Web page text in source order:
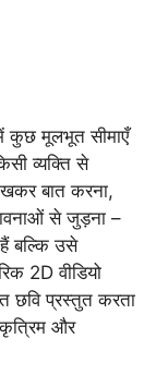
में कुछ मूलभूत सीमाएँ
व्यक्ति से
बात करना,
से जुड़ना –
बल्कि उसे
2D वीडियो
छवि प्रस्तुत करता
कृत्रिम और